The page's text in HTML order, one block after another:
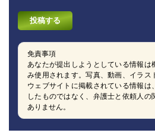
免責事項
あなたが提出しようとしている情報は
み使用されます。写真、動画、イラス
ウェブサイトに掲載されている情報は
したものではなく、弁護士と依頼人の
ありません。